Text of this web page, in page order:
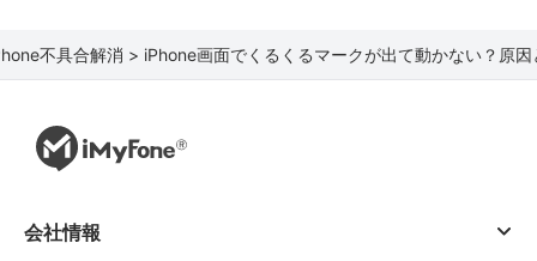
不具合解消 > iPhone画面でくるくるマークが出て動かない？原
会社情報